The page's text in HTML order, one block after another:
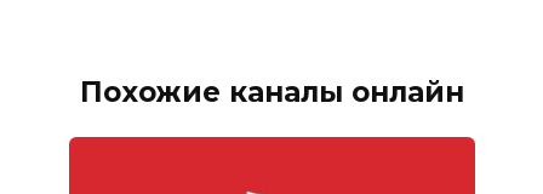
Похожие каналы онлайн